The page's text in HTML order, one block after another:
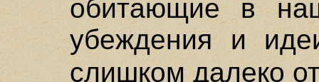
обитающие в
убеждения и
слишком далеко